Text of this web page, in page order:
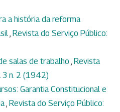
a história da reforma
, Revista do Serviço Público:
salas de trabalho , Revista
3 n. 2 (1942)
Garantia Constitucional e
, Revista do Serviço Público: